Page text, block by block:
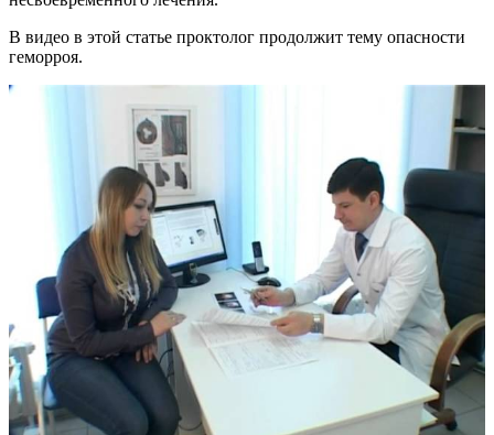
В видео в этой статье проктолог продолжит тему опасности
геморроя.